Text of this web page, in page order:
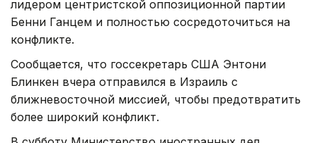
лидером центристской оппозиционной партии
Бенни Ганцем и полностью сосредоточиться на
конфликте.
Сообщается, что госсекретарь США Энтони
Блинкен вчера отправился в Израиль с
ближневосточной миссией, чтобы предотвратить
более широкий конфликт.